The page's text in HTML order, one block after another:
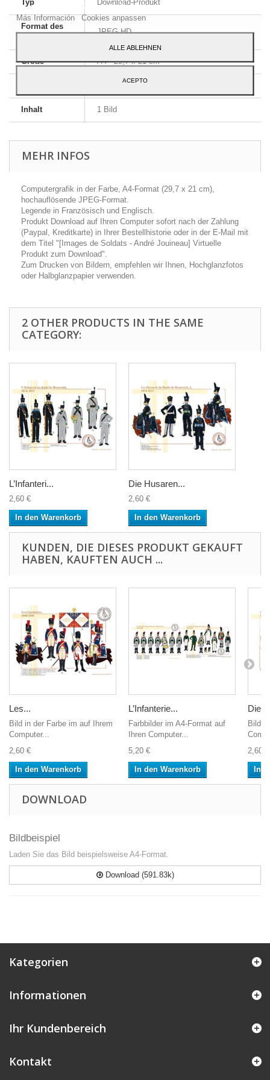
Typ Download-Produkt
Format des
JPEG HD
Größe A4 - 29,7 x 21 cm
Englisch und Französisch
Inhalt 1 Bild
MEHR INFOS
Computergrafik in der Farbe, A4-Format (29,7 x 21 cm),
hochauflösende JPEG-Format.
Legende in Französisch und Englisch.
Produkt Download auf Ihren Computer sofort nach der Zahlung
(Paypal, Kreditkarte) in Ihrer Bestellhistorie oder in der E-Mail mit
dem Titel "[Images de Soldats - André Jouineau] Virtuelle
Produkt zum Download".
Zum Drucken von Bildern, empfehlen wir Ihnen, Hochglanzfotos
oder Halbglanzpapier verwenden.
2 OTHER PRODUCTS IN THE SAME
CATEGORY:
L’Infanteri...
2,60 €
In den Warenkorb
Die Husaren...
2,60 €
In den Warenkorb
KUNDEN, DIE DIESES PRODUKT GEKAUFT
HABEN, KAUFTEN AUCH ...
Les...
Bild in der Farbe im auf Ihrem
Computer...
2,60 €
In den Warenkorb
L’Infanterie...
Farbbilder im A4-Format auf
Ihren Computer...
5,20 €
In den Warenkorb
Die...
Bild
2,60 €
In
DOWNLOAD
Bildbeispiel
Laden Sie das Bild beispielsweise A4-Format.
Download (591.83k)
Kategorien
Informationen
Ihr Kundenbereich
Kontakt
zu geben, klicken Sie auf die Schaltfläche Akzeptieren.
Más Información Cookies anpassen
ALLE ABLEHNEN
ACEPTO